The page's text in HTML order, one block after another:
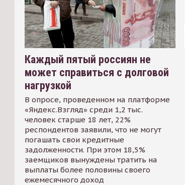
Каждый пятый россиян не
может справиться с долговой
нагрузкой
В опросе, проведенном на платформе
«Яндекс.Взгляд» среди 1,2 тыс.
человек старше 18 лет, 22%
респондентов заявили, что не могут
погашать свои кредитные
задолженности. При этом 18,5%
заемщиков вынуждены тратить на
выплаты более половины своего
ежемесячного доход